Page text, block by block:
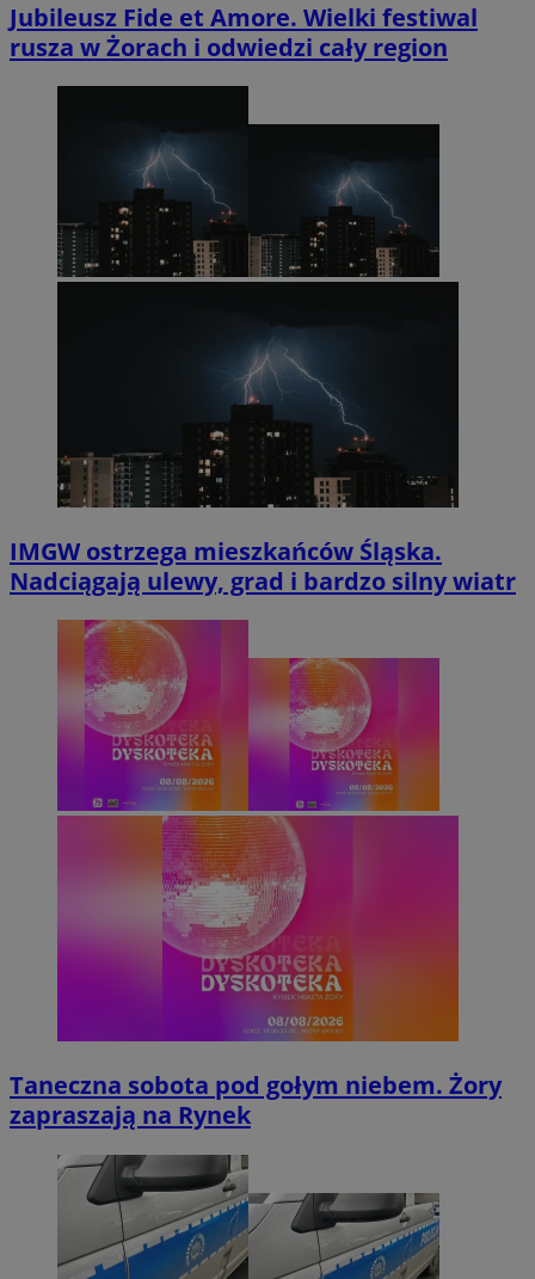
Jubileusz Fide et Amore. Wielki festiwal
rusza w Żorach i odwiedzi cały region
IMGW ostrzega mieszkańców Śląska.
Nadciągają ulewy, grad i bardzo silny wiatr
Taneczna sobota pod gołym niebem. Żory
zapraszają na Rynek